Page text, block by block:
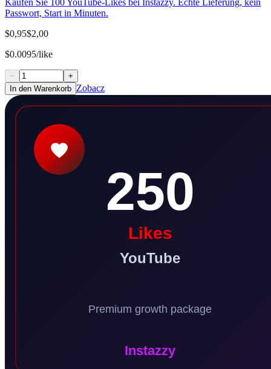
Kaufen Sie 100 YouTube-Likes bei Instazzy. Echte Lieferung, kein
Passwort, Start in Minuten.
$0,95$2,00
$0.0095/like
−
+
In den Warenkorb Zobacz